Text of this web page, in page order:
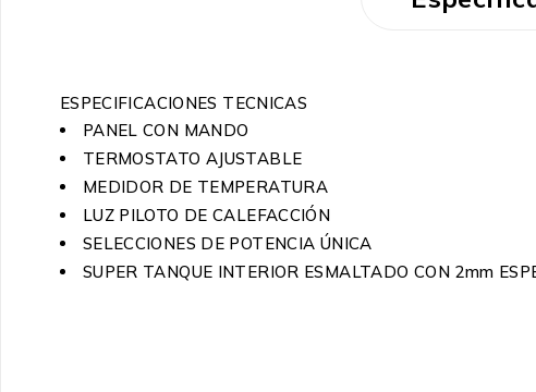
ESPECIFICACIONES TECNICAS
PANEL CON MANDO
TERMOSTATO AJUSTABLE
MEDIDOR DE TEMPERATURA
LUZ PILOTO DE CALEFACCIÓN
SELECCIONES DE POTENCIA ÚNICA
SUPER TANQUE INTERIOR ESMALTADO CON 2mm